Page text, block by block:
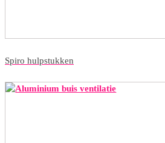
Spiro hulpstukken